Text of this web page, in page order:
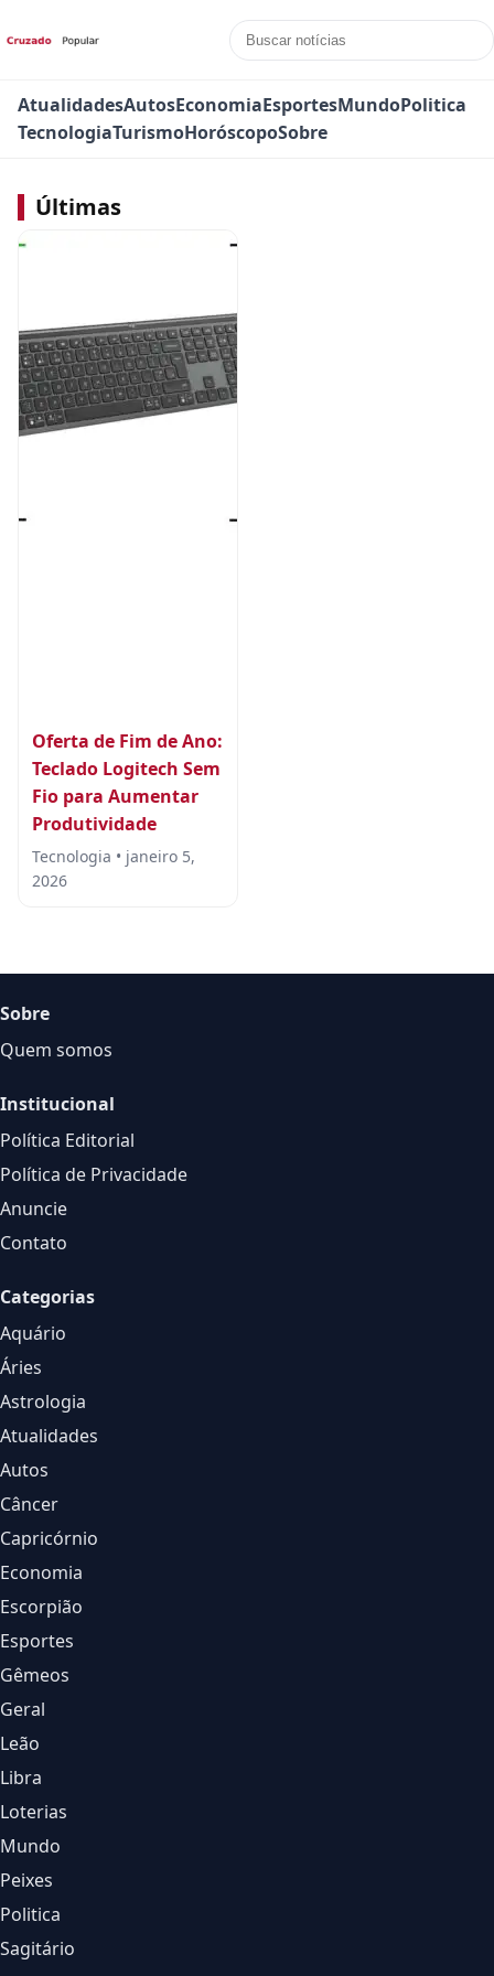
AtualidadesAutosEconomiaEsportesMundoPolitica
TecnologiaTurismoHoróscopoSobre
Últimas
Oferta de Fim de Ano:
Teclado Logitech Sem
Fio para Aumentar
Produtividade
Tecnologia • janeiro 5,
2026
Sobre
Quem somos
Institucional
Política Editorial
Política de Privacidade
Anuncie
Contato
Categorias
Aquário
Áries
Astrologia
Atualidades
Autos
Câncer
Capricórnio
Economia
Escorpião
Esportes
Gêmeos
Geral
Leão
Libra
Loterias
Mundo
Peixes
Politica
Sagitário